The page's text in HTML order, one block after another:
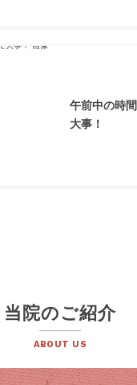
午前中の時
大事！
当院のご紹介
ABOUT US